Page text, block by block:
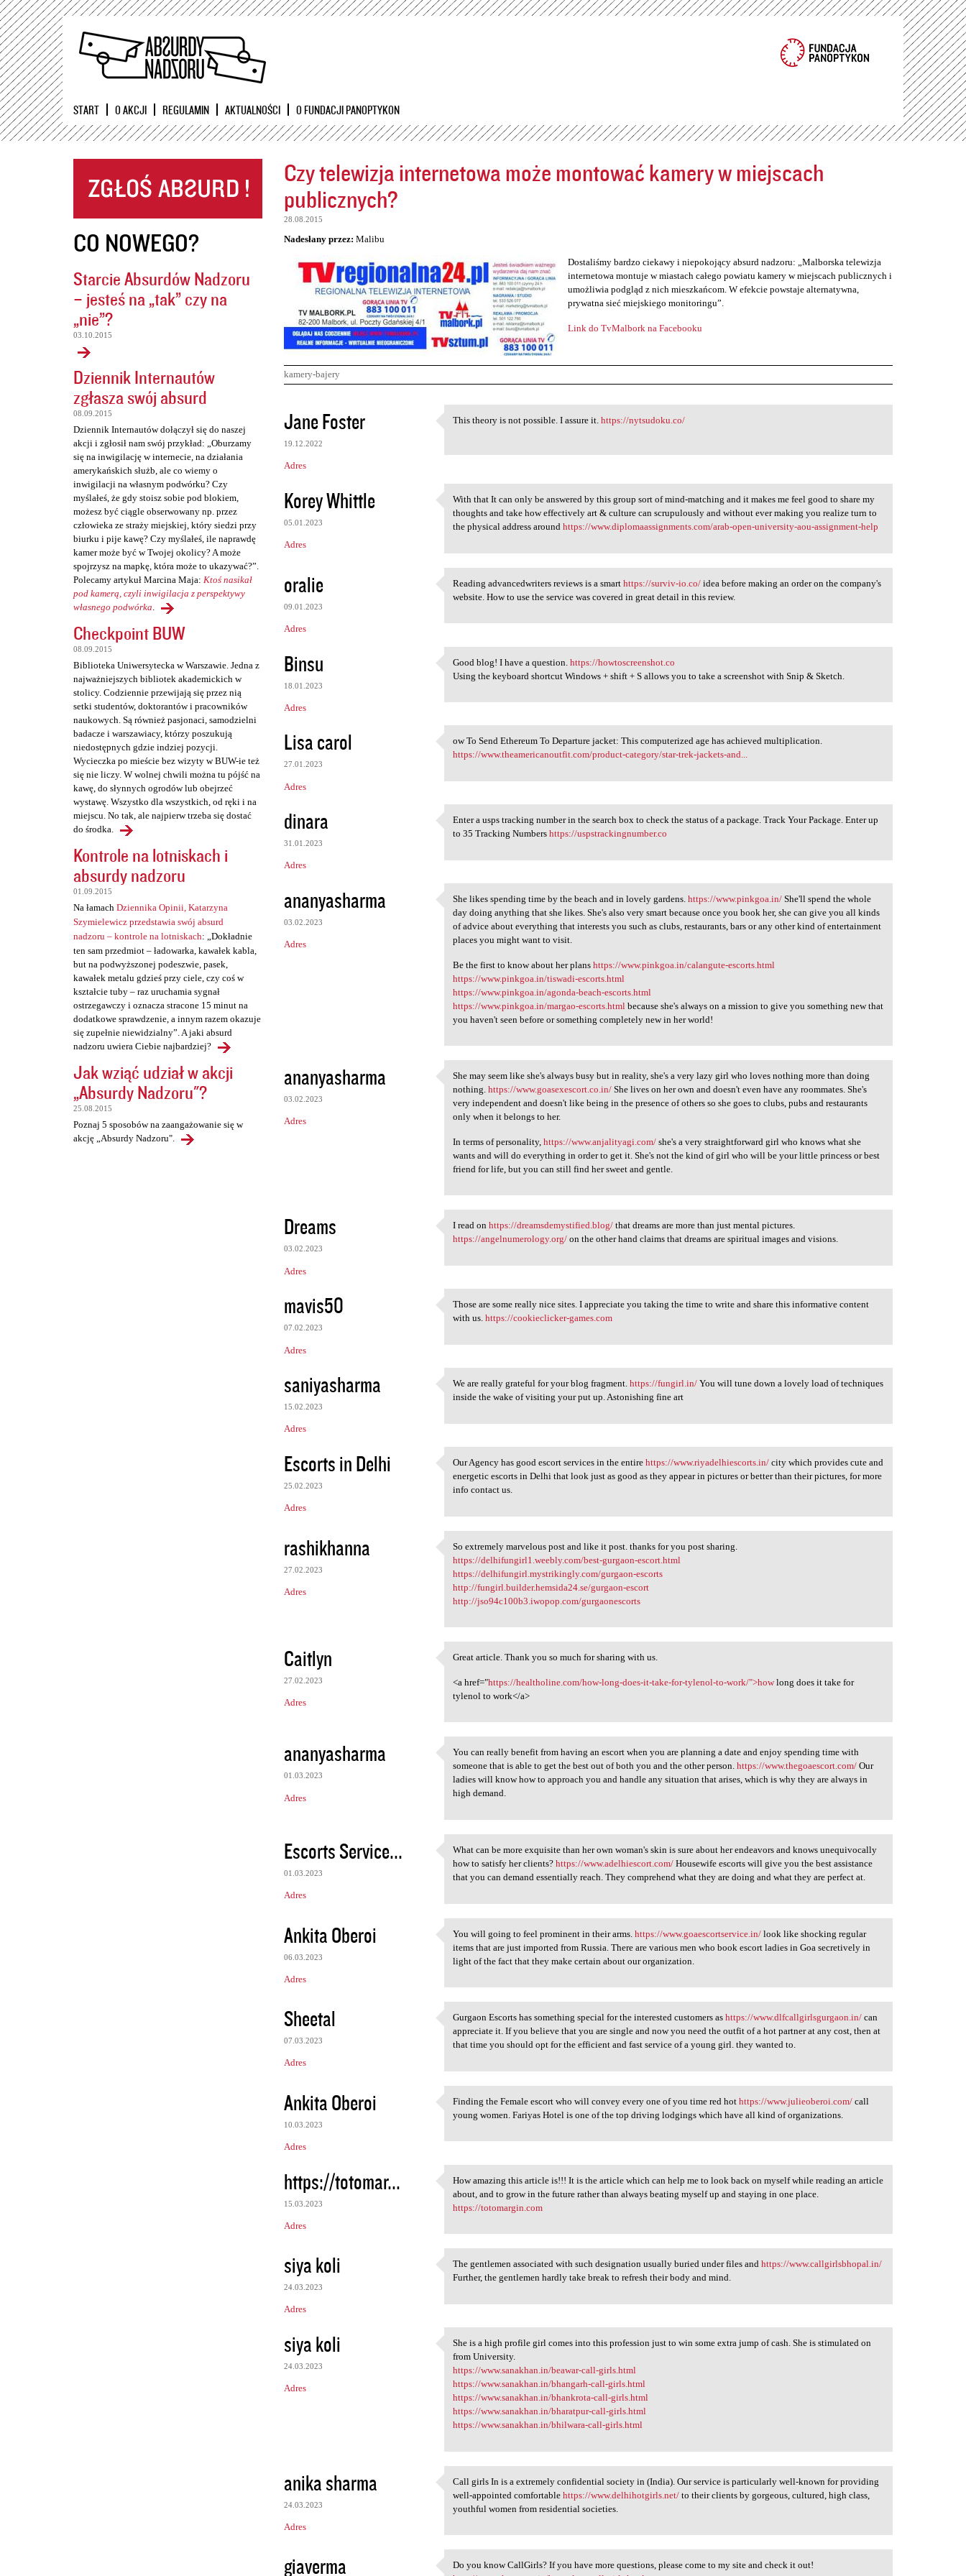
Przejdź
START O AKCJI REGULAMIN AKTUALNOŚCI O FUNDACJI PANOPTYKON
CO NOWEGO?
Starcie Absurdów Nadzoru
– jesteś na „tak” czy na
„nie”?
03.10.2015
Dziennik Internautów
zgłasza swój absurd
08.09.2015
Dziennik Internautów dołączył się do naszej
akcji i zgłosił nam swój przykład: „Oburzamy
się na inwigilację w internecie, na działania
amerykańskich służb, ale co wiemy o
inwigilacji na własnym podwórku? Czy
myślałeś, że gdy stoisz sobie pod blokiem,
możesz być ciągle obserwowany np. przez
człowieka ze straży miejskiej, który siedzi przy
biurku i pije kawę? Czy myślałeś, ile naprawdę
kamer może być w Twojej okolicy? A może
spojrzysz na mapkę, która może to ukazywać?”.
Polecamy artykuł Marcina Maja: Ktoś nasikał
pod kamerą, czyli inwigilacja z perspektywy
własnego podwórka.
Checkpoint BUW
08.09.2015
Biblioteka Uniwersytecka w Warszawie. Jedna z
najważniejszych bibliotek akademickich w
stolicy. Codziennie przewijają się przez nią
setki studentów, doktorantów i pracowników
naukowych. Są również pasjonaci, samodzielni
badacze i warszawiacy, którzy poszukują
niedostępnych gdzie indziej pozycji.
Wycieczka po mieście bez wizyty w BUW-ie też
się nie liczy. W wolnej chwili można tu pójść na
kawę, do słynnych ogrodów lub obejrzeć
wystawę. Wszystko dla wszystkich, od ręki i na
miejscu. No tak, ale najpierw trzeba się dostać
do środka.
Kontrole na lotniskach i
absurdy nadzoru
01.09.2015
Na łamach Dziennika Opinii, Katarzyna
Szymielewicz przedstawia swój absurd
nadzoru – kontrole na lotniskach: „Dokładnie
ten sam przedmiot – ładowarka, kawałek kabla,
but na podwyższonej podeszwie, pasek,
kawałek metalu gdzieś przy ciele, czy coś w
kształcie tuby – raz uruchamia sygnał
ostrzegawczy i oznacza stracone 15 minut na
dodatkowe sprawdzenie, a innym razem okazuje
się zupełnie niewidzialny”. A jaki absurd
nadzoru uwiera Ciebie najbardziej?
Jak wziąć udział w akcji
„Absurdy Nadzoru"?
25.08.2015
Poznaj 5 sposobów na zaangażowanie się w
akcję „Absurdy Nadzoru".
Czy telewizja internetowa może montować kamery w miejscach
publicznych?
28.08.2015
Nadesłany przez: Malibu
Dostaliśmy bardzo ciekawy i niepokojący absurd nadzoru: „Malborska telewizja
internetowa montuje w miastach całego powiatu kamery w miejscach publicznych i
umożliwia podgląd z nich mieszkańcom. W efekcie powstaje alternatywna,
prywatna sieć miejskiego monitoringu”.
Link do TvMalbork na Facebooku
kamery-bajery
K
o
m
e
n
t
r
e
Jane Foster
19.12.2022
Adres
This theory is not possible.
This theory is not possible. I assure it.https://nytsudoku.co/
Korey Whittle
05.01.2023
Adres
With that It can only be
With that It can only be answered by this group sort of mind-matching and it makes me feel good to share my
thoughts and take how effectively art & culture can scrupulously and without ever making you realize turn to
the physical address aroundhttps://www.diplomaassignments.com/arab-open-university-aou-assignment-help
oralie
09.01.2023
Adres
Reading advancedwriters
Reading advancedwriters reviews is a smarthttps://surviv-io.co/ idea before making an order on the company's
website. How to use the service was covered in great detail in this review.
Binsu
18.01.2023
Adres
Good blog! I have a question.
Good blog! I have a question.https://howtoscreenshot.co
Using the keyboard shortcut Windows + shift + S allows you to take a screenshot with Snip & Sketch.
Lisa carol
27.01.2023
Adres
ow To Send Ethereum To
ow To Send Ethereum To Departure jacket: This computerized age has achieved multiplication.
https://www.theamericanoutfit.com/product-category/star-trek-jackets-and...
dinara
31.01.2023
Adres
Enter a usps tracking number
Enter a usps tracking number in the search box to check the status of a package. Track Your Package. Enter up
to 35 Tracking Numbershttps://uspstrackingnumber.co
ananyasharma
03.02.2023
Adres
She likes spending time by
She likes spending time by the beach and in lovely gardens.https://www.pinkgoa.in/ She'll spend the whole
day doing anything that she likes. She's also very smart because once you book her, she can give you all kinds
of advice about everything that interests you such as clubs, restaurants, bars or any other kind of entertainment
places you might want to visit.
Be the first to know about her planshttps://www.pinkgoa.in/calangute-escorts.html
https://www.pinkgoa.in/tiswadi-escorts.html
https://www.pinkgoa.in/agonda-beach-escorts.html
https://www.pinkgoa.in/margao-escorts.html because she's always on a mission to give you something new that
you haven't seen before or something completely new in her world!
ananyasharma
03.02.2023
Adres
She may seem like she's
She may seem like she's always busy but in reality, she's a very lazy girl who loves nothing more than doing
nothing.https://www.goasexescort.co.in/ She lives on her own and doesn't even have any roommates. She's
very independent and doesn't like being in the presence of others so she goes to clubs, pubs and restaurants
only when it belongs to her.
In terms of personality,https://www.anjalityagi.com/ she's a very straightforward girl who knows what she
wants and will do everything in order to get it. She's not the kind of girl who will be your little princess or best
friend for life, but you can still find her sweet and gentle.
Dreams
03.02.2023
Adres
I read on https:/
I read onhttps://dreamsdemystified.blog/ that dreams are more than just mental pictures.
https://angelnumerology.org/ on the other hand claims that dreams are spiritual images and visions.
mavis50
07.02.2023
Adres
Those are some really nice
Those are some really nice sites. I appreciate you taking the time to write and share this informative content
with us.https://cookieclicker-games.com
saniyasharma
15.02.2023
Adres
We are really grateful for
We are really grateful for your blog fragment.https://fungirl.in/ You will tune down a lovely load of techniques
inside the wake of visiting your put up. Astonishing fine art
Escorts in Delhi
25.02.2023
Adres
Our Agency has good escort
Our Agency has good escort services in the entirehttps://www.riyadelhiescorts.in/ city which provides cute and
energetic escorts in Delhi that look just as good as they appear in pictures or better than their pictures, for more
info contact us.
rashikhanna
27.02.2023
Adres
So extremely marvelous post
So extremely marvelous post and like it post. thanks for you post sharing.
https://delhifungirl1.weebly.com/best-gurgaon-escort.html
https://delhifungirl.mystrikingly.com/gurgaon-escorts
http://fungirl.builder.hemsida24.se/gurgaon-escort
http://jso94c100b3.iwopop.com/gurgaonescorts
Caitlyn
27.02.2023
Adres
Great article. Thank you so
Great article. Thank you so much for sharing with us.
<a href="https://healtholine.com/how-long-does-it-take-for-tylenol-to-work/">howlong does it take for
tylenol to work</a>
ananyasharma
01.03.2023
Adres
You can really benefit from
You can really benefit from having an escort when you are planning a date and enjoy spending time with
someone that is able to get the best out of both you and the other person.https://www.thegoaescort.com/ Our
ladies will know how to approach you and handle any situation that arises, which is why they are always in
high demand.
Escorts Service...
01.03.2023
Adres
What can be more exquisite
What can be more exquisite than her own woman's skin is sure about her endeavors and knows unequivocally
how to satisfy her clients?https://www.adelhiescort.com/ Housewife escorts will give you the best assistance
that you can demand essentially reach. They comprehend what they are doing and what they are perfect at.
Ankita Oberoi
06.03.2023
Adres
You will going to feel
You will going to feel prominent in their arms.https://www.goaescortservice.in/ look like shocking regular
items that are just imported from Russia. There are various men who book escort ladies in Goa secretively in
light of the fact that they make certain about our organization.
Sheetal
07.03.2023
Adres
Gurgaon Escorts has something
Gurgaon Escorts has something special for the interested customers ashttps://www.dlfcallgirlsgurgaon.in/ can
appreciate it. If you believe that you are single and now you need the outfit of a hot partner at any cost, then at
that time you should opt for the efficient and fast service of a young girl. they wanted to.
Ankita Oberoi
10.03.2023
Adres
Finding the Female escort who
Finding the Female escort who will convey every one of you time red hothttps://www.julieoberoi.com/ call
young women. Fariyas Hotel is one of the top driving lodgings which have all kind of organizations.
https://totomar...
15.03.2023
Adres
How amazing this article is!!
How amazing this article is!!! It is the article which can help me to look back on myself while reading an article
about, and to grow in the future rather than always beating myself up and staying in one place.
https://totomargin.com
siya koli
24.03.2023
Adres
The gentlemen associated with
The gentlemen associated with such designation usually buried under files andhttps://www.callgirlsbhopal.in/
Further, the gentlemen hardly take break to refresh their body and mind.
siya koli
24.03.2023
Adres
She is a high profile girl
She is a high profile girl comes into this profession just to win some extra jump of cash. She is stimulated on
from University.
https://www.sanakhan.in/beawar-call-girls.html
https://www.sanakhan.in/bhangarh-call-girls.html
https://www.sanakhan.in/bhankrota-call-girls.html
https://www.sanakhan.in/bharatpur-call-girls.html
https://www.sanakhan.in/bhilwara-call-girls.html
anika sharma
24.03.2023
Adres
Call girls In is a extremely
Call girls In is a extremely confidential society in (India). Our service is particularly well-known for providing
well-appointed comfortablehttps://www.delhihotgirls.net/ to their clients by gorgeous, cultured, high class,
youthful women from residential societies.
giaverma
Do you know CallGirls? If you have more questions, please come to my site and check it out!